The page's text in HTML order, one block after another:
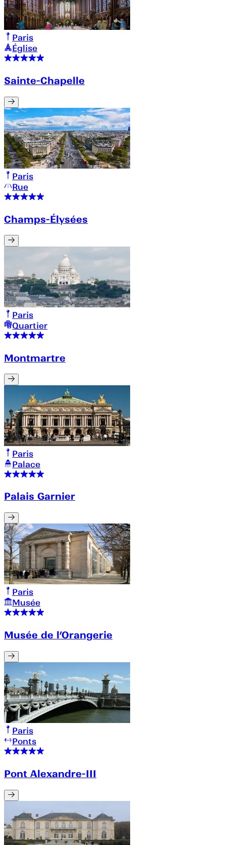
Paris
Église
Sainte-Chapelle
Paris
Rue
Champs-Élysées
Paris
Quartier
Montmartre
Paris
Palace
Palais Garnier
Paris
Musée
Musée de l’Orangerie
Paris
Ponts
Pont Alexandre-III